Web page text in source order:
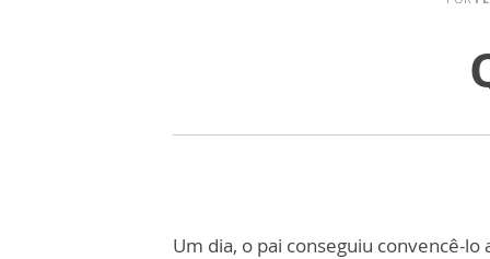
Um dia, o pai conseguiu convencê-